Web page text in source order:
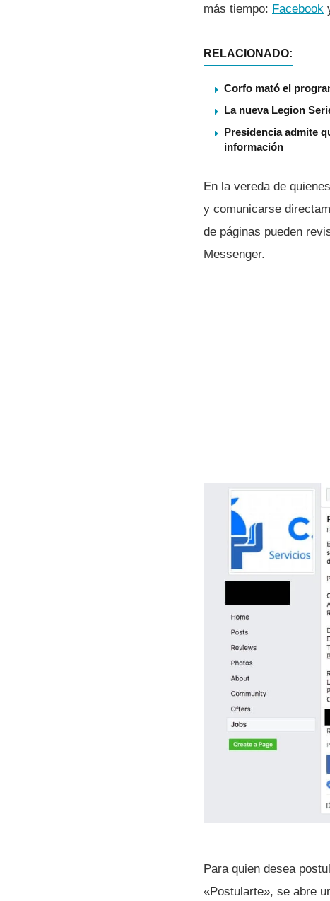
más tiempo: Facebook
RELACIONADO:
Corfo mató el
La nueva Legion
Presidencia admite
información
En la vereda de
y comunicarse
de páginas pueden
Messenger.
Para quien desea
«Postularte», se abre